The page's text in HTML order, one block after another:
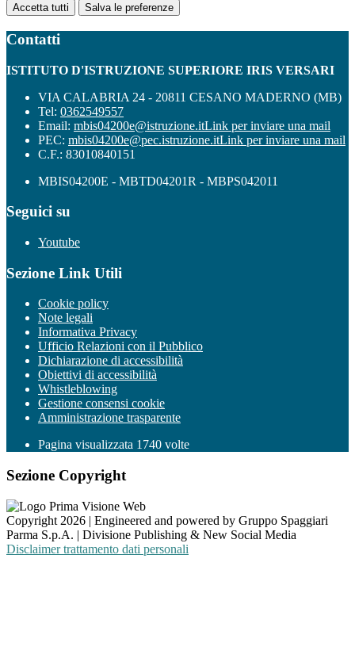
Accetta tutti Salva le preferenze
Contatti
ISTITUTO D'ISTRUZIONE SUPERIORE IRIS VERSARI
VIA CALABRIA 24 - 20811 CESANO MADERNO (MB)
Tel: 0362549557
Email: mbis04200e@istruzione.itLink per inviare una mail
PEC: mbis04200e@pec.istruzione.itLink per inviare una mail
C.F.: 83010840151
MBIS04200E - MBTD04201R - MBPS042011
Seguici su
Youtube
Sezione Link Utili
Cookie policy
Note legali
Informativa Privacy
Ufficio Relazioni con il Pubblico
Dichiarazione di accessibilità
Obiettivi di accessibilità
Whistleblowing
Gestione consensi cookie
Amministrazione trasparente
Pagina visualizzata 1740 volte
Sezione Copyright
Copyright 2026 | Engineered and powered by Gruppo Spaggiari
Parma S.p.A. | Divisione Publishing & New Social Media
Disclaimer trattamento dati personali